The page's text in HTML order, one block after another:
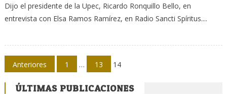
Dijo el presidente de la Upec, Ricardo Ronquillo Bello, en
entrevista con Elsa Ramos Ramírez, en Radio Sancti Spíritus....
Navegación
de
Anteriores 1 … 13 14
ÚLTIMAS PUBLICACIONES